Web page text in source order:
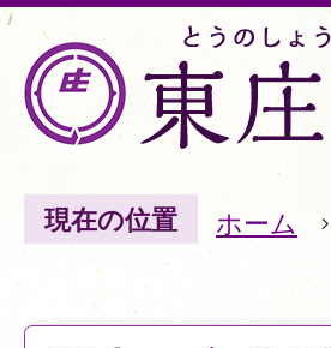
現在の位置 ホーム